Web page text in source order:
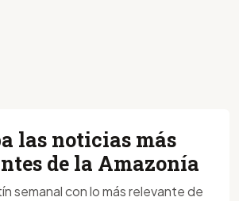
las noticias más
de la Amazonía
semanal con lo más relevante de